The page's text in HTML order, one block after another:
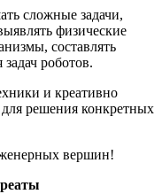
сложные задачи,
физические
составлять
роботов.
и креативно
решения конкретных
вершин!
ы